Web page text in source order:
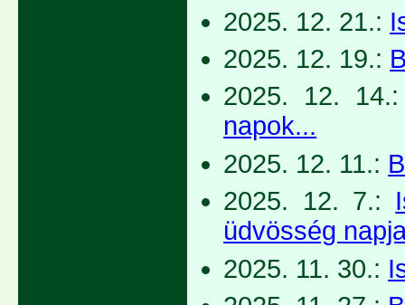
2025. 12. 21.:
2025. 12. 19.:
2025. 12.
napok...
2025. 12. 11.:
2025. 12. 7.:
üdvösség
2025. 11. 30.: